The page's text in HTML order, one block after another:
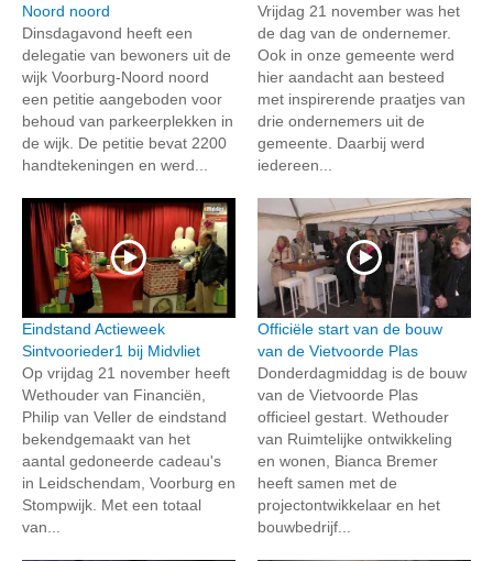
Noord noord
Dinsdagavond heeft een
delegatie van bewoners uit de
wijk Voorburg-Noord noord
een petitie aangeboden voor
behoud van parkeerplekken in
de wijk. De petitie bevat 2200
handtekeningen en werd...
Vrijdag 21 november was het
de dag van de ondernemer.
Ook in onze gemeente werd
hier aandacht aan besteed
met inspirerende praatjes van
drie ondernemers uit de
gemeente. Daarbij werd
iedereen...
Eindstand Actieweek
Sintvoorieder1 bij Midvliet
Op vrijdag 21 november heeft
Wethouder van Financiën,
Philip van Veller de eindstand
bekendgemaakt van het
aantal gedoneerde cadeau's
in Leidschendam, Voorburg en
Stompwijk. Met een totaal
van...
Officiële start van de bouw
van de Vietvoorde Plas
Donderdagmiddag is de bouw
van de Vietvoorde Plas
officieel gestart. Wethouder
van Ruimtelijke ontwikkeling
en wonen, Bianca Bremer
heeft samen met de
projectontwikkelaar en het
bouwbedrijf...